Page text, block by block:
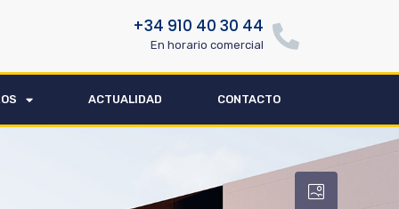
+34 910 40 30 44
En horario comercial
ACTUALIDAD CONTACTO